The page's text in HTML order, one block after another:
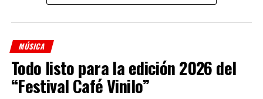
Geraldina Carnicina
Mariana Atamas
(violín)
Fuente: Medioshábiles Comunicación
MÚSICA
Todo listo para la edición 2026 del
“Festival Café Vinilo”